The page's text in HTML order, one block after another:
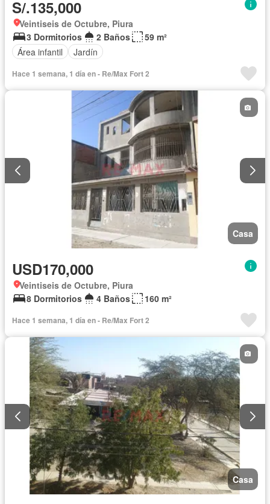
S/.135,000
Veintiseis de Octubre, Piura
3 Dormitorios
2 Baños
59 m²
Área infantil
Jardín
Hace 1 semana, 1 día en - Re/Max Fort 2
Casa
USD170,000
Veintiseis de Octubre, Piura
8 Dormitorios
4 Baños 160 m²
Hace 1 semana, 1 día en - Re/Max Fort 2
Casa